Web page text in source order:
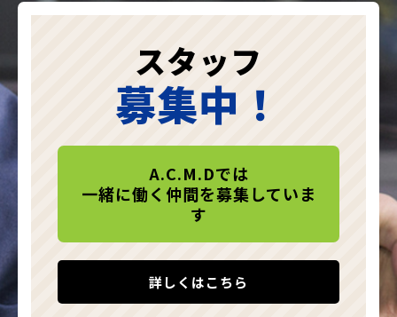
スタッフ
募集中！
A.C.M.Dでは
一緒に働く仲間を募集していま
す
詳しくはこちら